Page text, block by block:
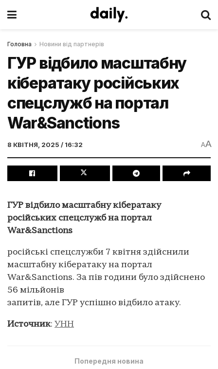
Головна Новини від партнерів
ГУР відбило масштабну
кібератаку російських
спецслужб на портал
War&Sanctions
8 КВІТНЯ, 2025 / 16:32 AA
ГУР відбило масштабну кібератаку
російських спецслужб на портал
War&Sanctions
російські спецслужби 7 квітня здійснили
масштабну кібератаку на портал
War&Sanctions. За пів години було здійснено
56 мільйонів
запитів, але ГУР успішно відбило атаку.
Источник: УНН
Попередня новина